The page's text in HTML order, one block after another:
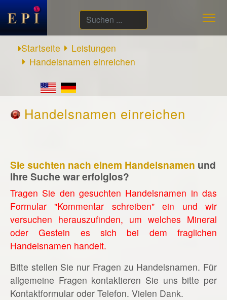
Suchen
...
Startseite
Leistungen
Handelsnamen einreichen
Handelsnamen einreichen
Sie suchten nach einem Handelsnamen und
Ihre Suche war erfolglos?
Tragen Sie den gesuchten Handelsnamen in das
Formular "Kommentar schreiben" ein und wir
versuchen herauszufinden, um welches Mineral
oder Gestein es sich bei dem fraglichen
Handelsnamen handelt.
Bitte stellen Sie nur Fragen zu Handelsnamen. Für
allgemeine Fragen kontaktieren Sie uns bitte per
Kontaktformular oder Telefon. Vielen Dank.